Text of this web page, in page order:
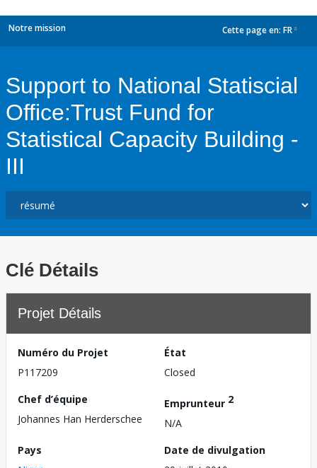
Notre mission Cette page en: FR
Support to National Statiscial
Office:Trust Fund for
Statistical Capacity Building -
III
Clé Détails
Projet Détails
Numéro du Projet
P117209
État
Closed
Chef d’équipe
Johannes Han Herderschee
Emprunteur 2
N/A
Pays
Date de divulgation